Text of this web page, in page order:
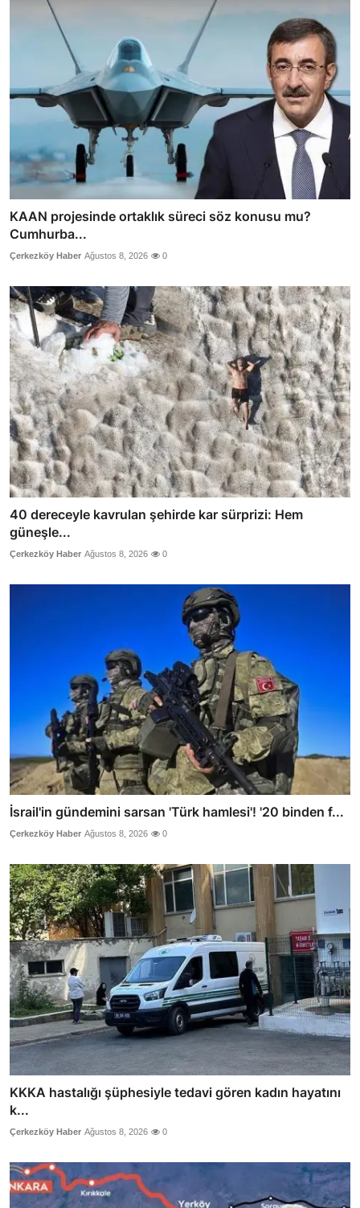
KAAN projesinde ortaklık süreci söz konusu mu?
Cumhurba...
Çerkezköy Haber Ağustos 8, 2026 0
40 dereceyle kavrulan şehirde kar sürprizi: Hem
güneşle...
Çerkezköy Haber Ağustos 8, 2026 0
İsrail'in gündemini sarsan 'Türk hamlesi'! '20 binden f...
Çerkezköy Haber Ağustos 8, 2026 0
KKKA hastalığı şüphesiyle tedavi gören kadın hayatını
k...
Çerkezköy Haber Ağustos 8, 2026 0